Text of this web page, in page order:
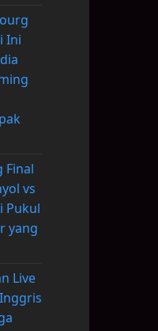
Ini
Final
vs
Pukul
yang
Live